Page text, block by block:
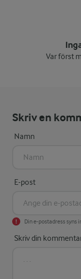
Var först
Skriv en
Namn
E-post
Din e-postadress syns
Skriv din